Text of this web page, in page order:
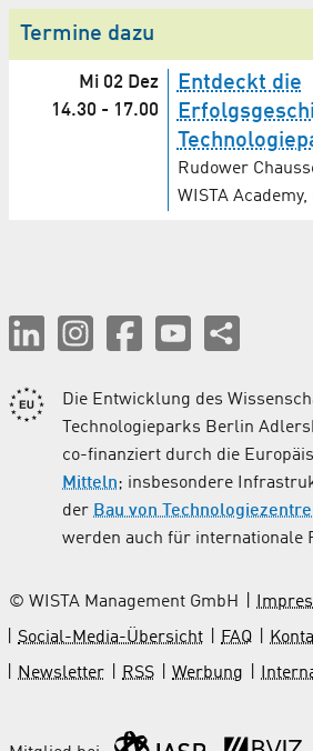
Termine dazu
Mi 02 Dez
14.30 - 17.00
Entdeckt die
Rudower
WISTA
Die Entwicklung des
Technologieparks Berlin
co-finanziert durch die
Mitteln; insbesondere
der Bau von
werden auch für internationale
© WISTA Management GmbH
Social-Media-Übersicht
FAQ
Newsletter
RSS Werbung